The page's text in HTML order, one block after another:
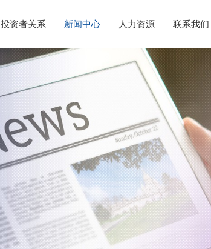
投资者关系 新闻中心 人力资源 联系我们